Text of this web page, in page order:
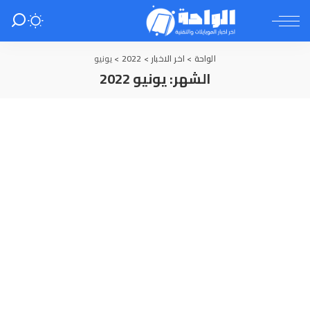
الواحة > اخر الاخبار >
2022
>يونيو
الشهر:يونيو 2022